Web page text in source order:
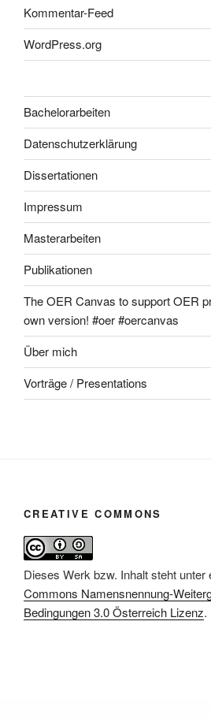
Kommentar-Feed
WordPress.org
Bachelorarbeiten
Datenschutzerklärung
Dissertationen
Impressum
Masterarbeiten
Publikationen
The OER Canvas to support OER
own version! #oer #oercanvas
Über mich
Vorträge / Presentations
CREATIVE COMMONS
Dieses Werk bzw. Inhalt steht unter
Commons Namensnennung-
Bedingungen 3.0 Österreich Lizenz.